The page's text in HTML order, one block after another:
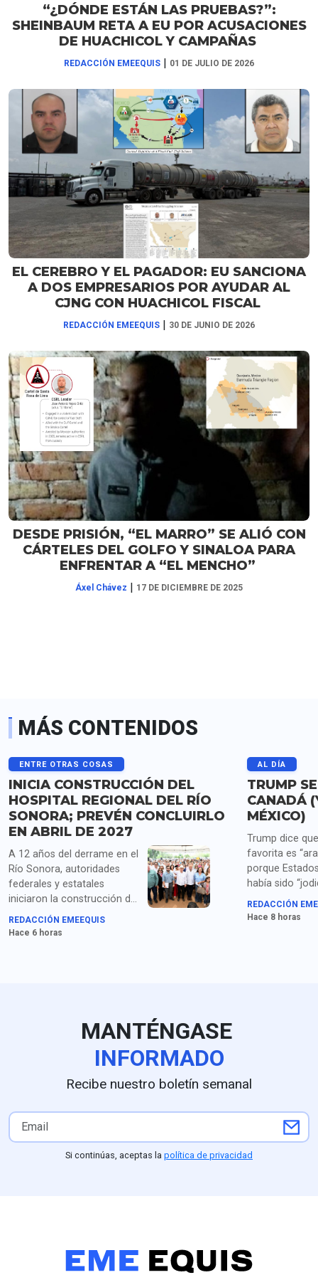
“¿DÓNDE ESTÁN LAS PRUEBAS?”:
SHEINBAUM RETA A EU POR ACUSACIONES
DE HUACHICOL Y CAMPAÑAS
REDACCIÓN EMEEQUIS | 01 DE JULIO DE 2026
EL CEREBRO Y EL PAGADOR: EU SANCIONA
A DOS EMPRESARIOS POR AYUDAR AL
CJNG CON HUACHICOL FISCAL
REDACCIÓN EMEEQUIS | 30 DE JUNIO DE 2026
DESDE PRISIÓN, “EL MARRO” SE ALIÓ CON
CÁRTELES DEL GOLFO Y SINALOA PARA
ENFRENTAR A “EL MENCHO”
Áxel Chávez | 17 DE DICIEMBRE DE 2025
MÁS CONTENIDOS
ENTRE OTRAS COSAS
INICIA CONSTRUCCIÓN DEL
HOSPITAL REGIONAL DEL RÍO
SONORA; PREVÉN CONCLUIRLO
EN ABRIL DE 2027
A 12 años del derrame en el
Río Sonora, autoridades
federales y estatales
iniciaron la construcción del
Hospital Regional en Ures,
con una inversión superior a
REDACCIÓN EMEEQUIS
Hace 6 horas
AL DÍA
TRUMP
CANADÁ
MÉXICO)
Trump dice
favorita es
porque
había sido
años por
Corea del Sur,
REDACCIÓN
Hace 8 horas
MANTÉNGASE
INFORMADO
Recibe nuestro boletín semanal
Si continúas, aceptas la política de privacidad